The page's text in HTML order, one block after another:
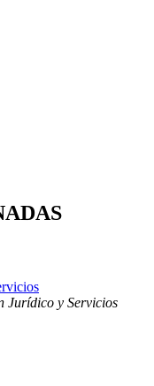
Jurídico y Servicios